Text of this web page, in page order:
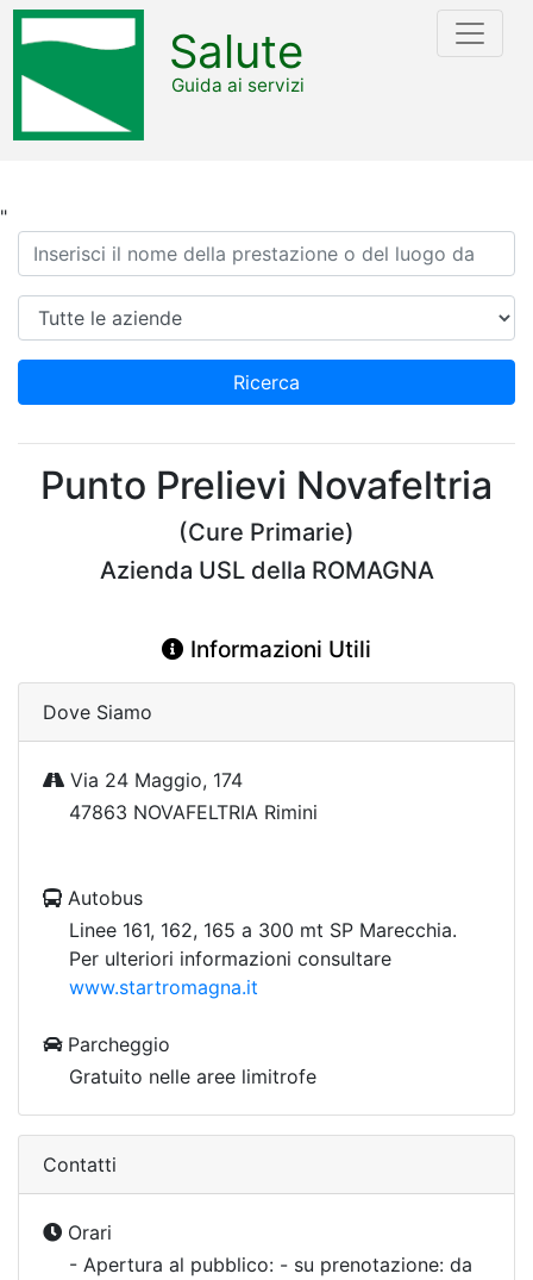
"
Salute
Guida ai servizi
Ricerca
Azienda
Ricerca
Punto Prelievi Novafeltria
(Cure Primarie)
Azienda USL della ROMAGNA
Informazioni Utili
Dove Siamo
Via 24 Maggio, 174
47863 NOVAFELTRIA Rimini
Autobus
Linee 161, 162, 165 a 300 mt SP Marecchia.
Per ulteriori informazioni consultare
www.startromagna.it
Parcheggio
Gratuito nelle aree limitrofe
Contatti
Orari
- Apertura al pubblico: - su prenotazione: da